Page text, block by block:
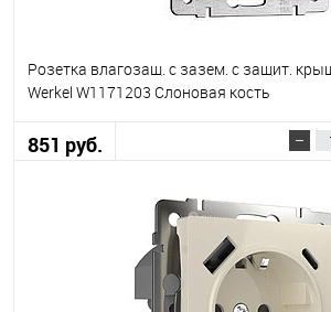
Розетка влагозащ. с зазем. с защит.
Werkel W1171203 Слоновая кость
851 руб.